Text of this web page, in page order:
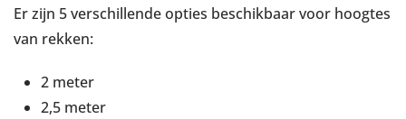
Er zijn 5 verschillende opties beschikbaar voor hoogtes
van rekken:
2 meter
2,5 meter